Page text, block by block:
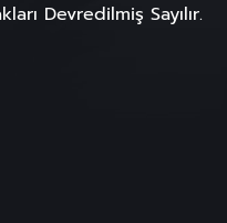
Devredilmiş Sayılır.